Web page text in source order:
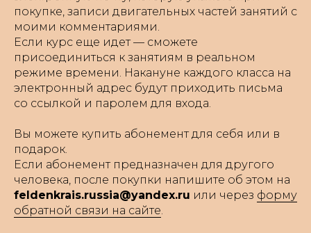
покупке, записи двигательных частей занятий с
моими комментариями.
Если курс еще идет — сможете
присоединиться к занятиям в реальном
режиме времени. Накануне каждого класса на
электронный адрес будут приходить письма
со ссылкой и паролем для входа.
Вы можете купить абонемент для себя или в
подарок.
Если абонемент предназначен для другого
человека, после покупки напишите об этом на
feldenkrais.russia@yandex.ru или через форму
обратной связи на сайте.